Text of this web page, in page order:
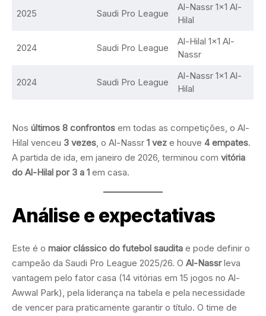
2025 Saudi Pro League
Al-Nassr 1×1 Al-
Hilal
2024 Saudi Pro League
Al-Hilal 1×1 Al-
Nassr
2024 Saudi Pro League
Al-Nassr 1×1 Al-
Hilal
Nos últimos 8 confrontos em todas as competições, o Al-
Hilal venceu 3 vezes , o Al-Nassr 1 vez e houve 4 empates.
A partida de ida, em janeiro de 2026, terminou com vitória
do Al-Hilal por 3 a 1 em casa.
Análise e expectativas
Este é o maior clássico do futebol saudita e pode definir o
campeão da Saudi Pro League 2025/26. O Al-Nassrleva
vantagem pelo fator casa (14 vitórias em 15 jogos no Al-
Awwal Park), pela liderança na tabela e pela necessidade
de vencer para praticamente garantir o título. O time de